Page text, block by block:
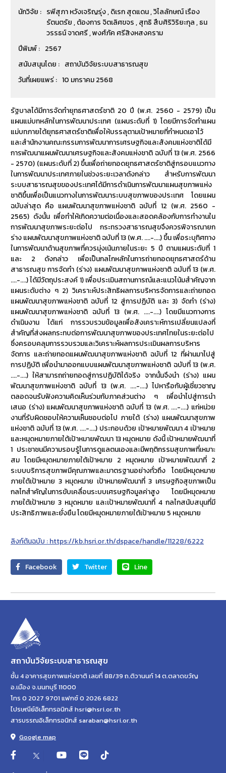
นักวิจัย : รพีสุภา หวังเจริญรุ่ง , ดิเรก สุดแดน , วิไลลักษณ์ เรือง
รัตนตรัย , ต้องการ จิตเลิศขจร , สุทธิ สืบศิริวิริยะกุล , ธน
วรรธน์ จาดศรี , พงศ์ภัค ศรีสิงหสงคราม
ปีพิมพ์ : 2567
สนับสนุนโดย : สถาบันวิจัยระบบสาธารณสุข
วันที่เผยแพร่ : 10 มกราคม 2568
รัฐบาลได้มีการจัดทำยุทธศาสตร์ชาติ 20 ปี (พ.ศ. 2560 - 2579) เป็น
แผนแม่บทหลักในการพัฒนาประเทศ (แผนระดับที่ 1) โดยมีการจัดทำแผน
แม่บทภายใต้ยุทธศาสตร์ชาติเพื่อให้บรรลุตามเป้าหมายที่กำหนดเอาไว้
และสำนักงานคณะกรรมการพัฒนาการเศรษฐกิจและสังคมแห่งชาติได้มี
การพัฒนาแผนพัฒนาเศรษฐกิจและสังคมแห่งชาติ ฉบับที่ 13 (พ.ศ. 2566
- 2570) (แผนระดับที่ 2) ขึ้นเพื่อถ่ายทอดยุทธศาสตร์ชาติสู่กรอบแนวทาง
ในการพัฒนาประเทศภายในช่วงระยะเวลาดังกล่าว สำหรับการพัฒนา
ระบบสาธารณสุขของประเทศได้มีการดำเนินการพัฒนาแผนสุขภาพแห่ง
ชาติขึ้นเพื่อเป็นแนวทางในการพัฒนาระบบสุขภาพของประเทศ โดยแผน
ฉบับล่าสุด คือ แผนพัฒนาสุขภาพแห่งชาติ ฉบับที่ 12 (พ.ศ. 2560 -
2565) ดังนั้น เพื่อทำให้เกิดความต่อเนื่องและสอดคล้องกับการทำงานใน
การพัฒนาสุขภาพระยะต่อไป กระทรวงสาธารณสุขจึงควรพิจารณายก
ร่าง แผนพัฒนาสุขภาพแห่งชาติ ฉบับที่ 13 (พ.ศ. ....-....) ขึ้น เพื่อระบุทิศทาง
ในการพัฒนาด้านสุขภาพที่ควรมุ่งเน้นภายในระยะ 5 ปี ตามแผนระดับที่ 1
และ 2 ดังกล่าว เพื่อเป็นกลไกหลักในการถ่ายทอดยุทธศาสตร์ด้าน
สาธารณสุข การจัดทำ (ร่าง) แผนพัฒนาสุขภาพแห่งชาติ ฉบับที่ 13 (พ.ศ.
....-....) ได้มีวัตถุประสงค์ 1) เพื่อประเมินสถานการณ์และแนวโน้มสำคัญจาก
แผนระดับต่าง ๆ 2) วิเคราะห์ประสิทธิผลการบริหารจัดการและถ่ายทอด
แผนพัฒนาสุขภาพแห่งชาติ ฉบับที่ 12 สู่การปฏิบัติ และ 3) จัดทำ (ร่าง)
แผนพัฒนาสุขภาพแห่งชาติ ฉบับที่ 13 (พ.ศ. ....-....) โดยมีแนวทางการ
ดำเนินงาน ได้แก่ การรวบรวมข้อมูลเพื่อสังเคราะห์การเปลี่ยนแปลงที่
สำคัญที่ส่งผลกระทบต่อการพัฒนาสุขภาพของประเทศไทยในระยะต่อไป
ซึ่งครอบคลุมการรวบรวมและวิเคราะห์ผลการประเมินผลการบริหาร
จัดการ และถ่ายทอดแผนพัฒนาสุขภาพแห่งชาติ ฉบับที่ 12 ที่ผ่านมาไปสู่
การปฏิบัติ เพื่อนำมาออกแบบแผนพัฒนาสุขภาพแห่งชาติ ฉบับที่ 13 (พ.ศ.
....-....) ให้สามารถถ่ายทอดสู่การปฏิบัติได้จริง จากนั้นจึงนำ (ร่าง) แผน
พัฒนาสุขภาพแห่งชาติ ฉบับที่ 13 (พ.ศ. ....-....) ไปหารือกับผู้เชี่ยวชาญ
ตลอดจนรับฟังความคิดเห็นร่วมกับภาคส่วนต่าง ๆ เพื่อนำไปสู่การนำ
เสนอ (ร่าง) แผนพัฒนาสุขภาพแห่งชาติ ฉบับที่ 13 (พ.ศ. ....-....) แก่หน่วย
งานที่รับผิดชอบให้ความเห็นชอบต่อไป ภายใต้ (ร่าง) แผนพัฒนาสุขภาพ
แห่งชาติ ฉบับที่ 13 (พ.ศ. ....-....) ประกอบด้วย เป้าหมายพัฒนา 4 เป้าหมาย
และหมุดหมายภายใต้เป้าหมายพัฒนา 13 หมุดหมาย ดังนี้ เป้าหมายพัฒนาที่
1 ประชาชนมีความรอบรู้ในการดูแลตนเองและมีพฤติกรรมสุขภาพที่เหมาะ
สม โดยมีหมุดหมายภายใต้เป้าหมาย 2 หมุดหมาย เป้าหมายพัฒนาที่ 2
ระบบบริการสุขภาพมีคุณภาพและมาตรฐานอย่างทั่วถึง โดยมีหมุดหมาย
ภายใต้เป้าหมาย 3 หมุดหมาย เป้าหมายพัฒนาที่ 3 เศรษฐกิจสุขภาพเป็น
กลไกสำคัญในการขับเคลื่อนระบบเศรษฐกิจมูลค่าสูง โดยมีหมุดหมาย
ภายใต้เป้าหมาย 3 หมุดหมาย และเป้าหมายพัฒนาที่ 4 กลไกสนับสนุนที่มี
ประสิทธิภาพและยั่งยืน โดยมีหมุดหมายภายใต้เป้าหมาย 5 หมุดหมาย
ลิงก์ต้นฉบับ : https://kb.hsri.or.th/dspace/handle/11228/6222
Facebook Twitter Line
สถาบันวิจัยระบบสาธารณสุข
ชั้น 4 อาคารสุขภาพแห่งชาติ เลขที่ 88/39 ถ.ติวานนท์ 14 ต.ตลาดขวัญ
อ.เมือง จ.นนทบุรี 11000
โทร 0 2027 9701 แฟกซ์ 0 2026 6822
ไปรษณีย์อิเล็กทรอนิกส์ hsri@hsri.or.th
สารบรรณอิเล็กทรอนิกส์ saraban@hsri.or.th
Google map